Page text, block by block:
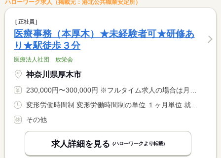
ハローワーク求人（掲載元：港北公共職業安定所）
正社員
医療事務（本厚木）★未経験者可★研修あ
り★駅徒歩３分
医療法人社団 放栄会
神奈川県厚木市
230,000円〜300,000円 ※フルタイム求人の場合は月額（換算額）、パート求人の場合は時間額を表示しています。
その他
求人詳細を見る (ハローワークより転載)